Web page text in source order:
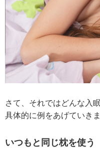
さて、それではどんな入
具体的に例をあげていきま
いつもと同じ枕を使う